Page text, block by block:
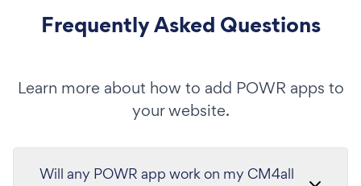
Frequently Asked Questions
Learn more about how to add POWR apps to
your website.
Will any POWR app work on my CM4all